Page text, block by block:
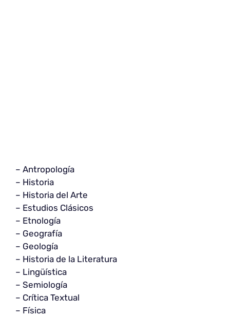
– Antropología
– Historia
– Historia del Arte
– Estudios Clásicos
– Etnología
– Geografía
– Geología
– Historia de la Literatura
– Lingüística
– Semiología
– Crítica Textual
– Física